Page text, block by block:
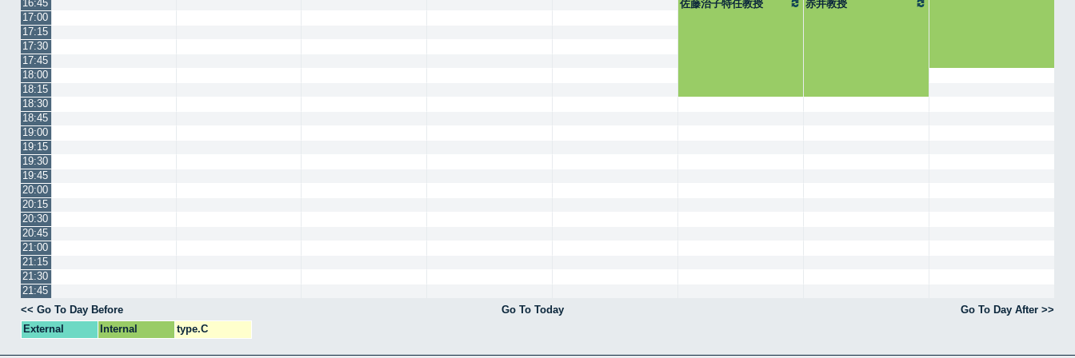
16:45 佐藤治子特任教授
赤井教授
17:00
17:15
17:30
17:45
18:00
18:15
18:30
18:45
19:00
19:15
19:30
19:45
20:00
20:15
20:30
20:45
21:00
21:15
21:30
21:45
<< Go To Day Before
Go To Today
Go To Day After >>
External
Internal type.C